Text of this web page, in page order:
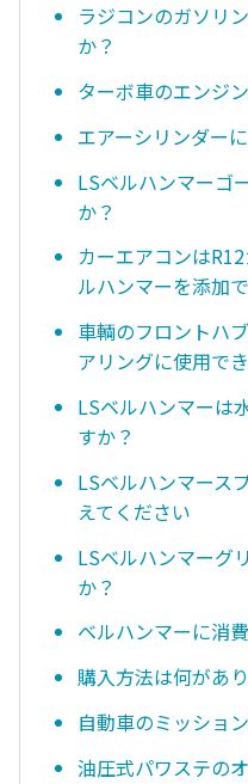
ラジコンのガソリ
か？
ターボ車のエンジ
エアーシリンダー
LSベルハンマーゴ
か？
カーエアコンは
ルハンマーを添加
車輌のフロントハ
アリングに使用で
LSベルハンマーは
すか？
LSベルハンマース
えてください
LSベルハンマーグ
か？
ベルハンマーに消
購入方法は何があ
自動車のミッショ
油圧式パワステの